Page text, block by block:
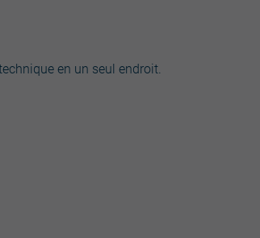
en un seul endroit.